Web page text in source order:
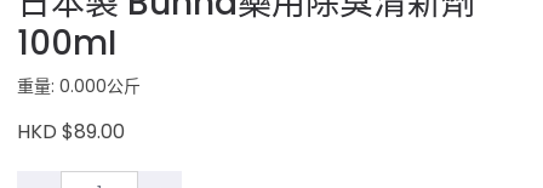
100mI
重量: 0.000公斤
HKD $89.00